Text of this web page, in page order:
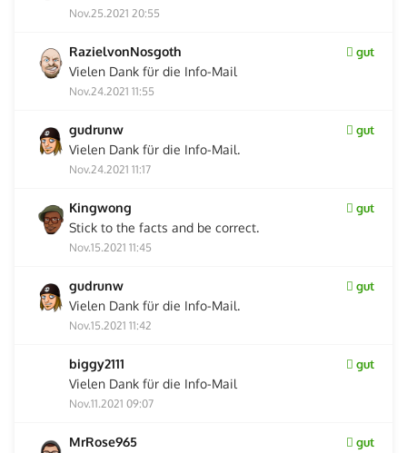
Nov.25.2021 20:55
RazielvonNosgoth gut
Vielen Dank für die Info-Mail
Nov.24.2021 11:55
gudrunw gut
Vielen Dank für die Info-Mail.
Nov.24.2021 11:17
Kingwong gut
Stick to the facts and be correct.
Nov.15.2021 11:45
gudrunw gut
Vielen Dank für die Info-Mail.
Nov.15.2021 11:42
biggy2111 gut
Vielen Dank für die Info-Mail
Nov.11.2021 09:07
MrRose965 gut